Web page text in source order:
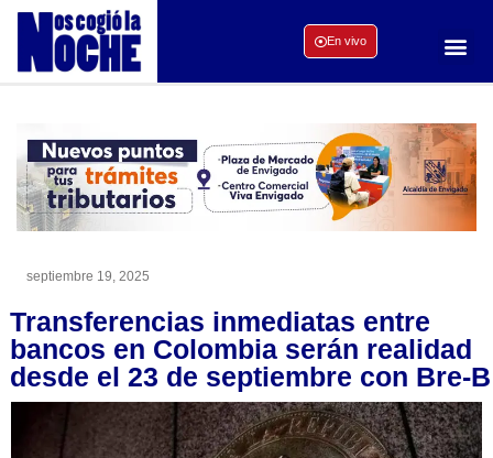
En vivo
septiembre 19, 2025
Transferencias inmediatas entre
bancos en Colombia serán realidad
desde el 23 de septiembre con Bre-B